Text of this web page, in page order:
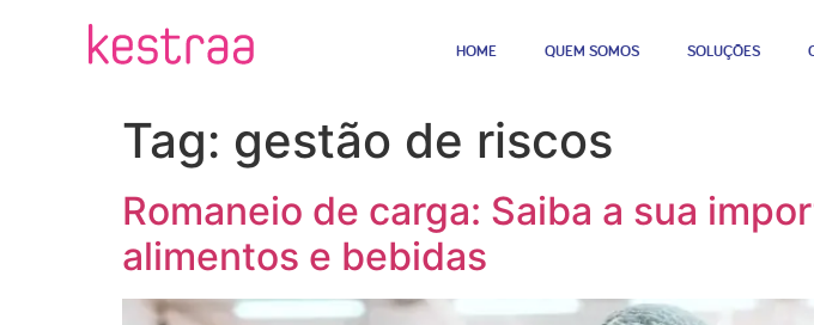
HOME QUEM SOMOS SOLUÇÕES
Tag: gestão de riscos
Romaneio de carga: Saiba a sua
alimentos e bebidas